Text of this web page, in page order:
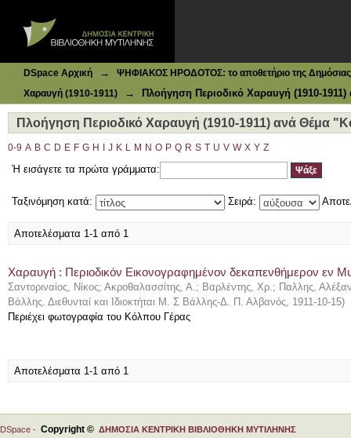
DSpace Αρχική →
ΨΗΦΙΑΚΟΣ ΗΡΟΔΟΤΟΣ: το αποθετήριο της Δημόσιας
Χαραυγή (1910-1911)
→ Πλοήγηση Περιοδικό Χαραυγή (1910-
Πλοήγηση Περιοδικό Χαραυγή (1910-1911) ανά Θέμα
0-9 A B C D E F G H J K L M N O P Q R S T U V W X Y Z
Ή εισάγετε τα πρώτα γράμματα:
Ταξινόμηση κατά: Σειρά:
Αποτελέσματα 1-1 από 1
Χαραυγή : Περιοδικόν Εικονογραφημένον δεκαπενθήμερον εν
Σαντοριναίος, Νίκος; Ακροθαλασσίτης, Α.; Βαρλέντης, Χρ.; Παλλης,
Βάλλης. Διεθυνταί και Ιδιοκτήται Μ. Σ Βάλλης-Δ. Π. Αλβανός, 1911-10-15)
Περιέχει φωτογραφία του Κόλπου Γέρας
Αποτελέσματα 1-1 από 1
DSpace - Copyright © ΔΗΜΟΣΙΑ ΚΕΝΤΡΙΚΗ ΒΙΒΛΙΟΘΗΚΗ ΜΥΤΙΛΗΝΗΣ